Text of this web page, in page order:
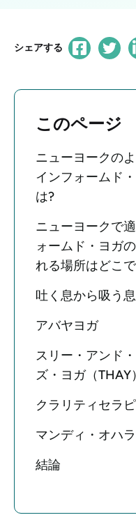
シェアする
このページ
ニューヨークの
インフォームド
は?
ニューヨークで
ォームド・ヨガ
れる場所はどこ
吐く息から吸う
アバヤヨガ
スリー・アンド
ズ・ヨガ（THAY）
クラリティセラ
マンディ・オハ
結論